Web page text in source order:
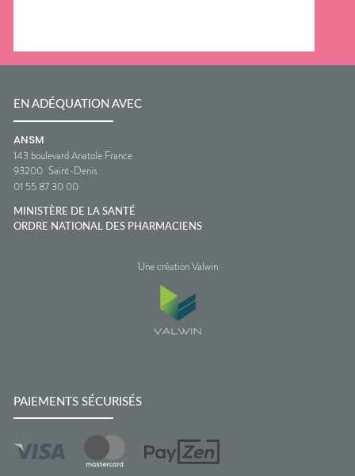
EN ADÉQUATION AVEC
ANSM
143 boulevard Anatole France
93200 Saint-Denis
01 55 87 30 00
MINISTÈRE DE LA SANTÉ
ORDRE NATIONAL DES PHARMACIENS
Une création Valwin
PAIEMENTS SÉCURISÉS